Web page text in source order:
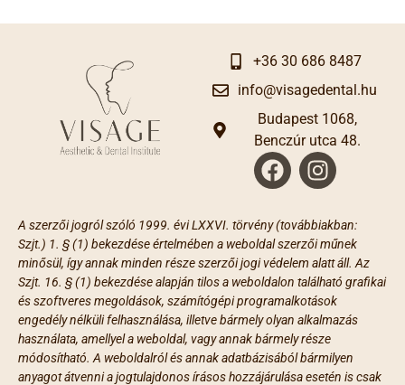
+36 30 686 8487
info@visagedental.hu
Budapest 1068,
Benczúr utca 48.
A szerzői jogról szóló 1999. évi LXXVI. törvény (továbbiakban:
Szjt.) 1. § (1) bekezdése értelmében a weboldal szerzői műnek
minősül, így annak minden része szerzői jogi védelem alatt áll. Az
Szjt. 16. § (1) bekezdése alapján tilos a weboldalon található grafikai
és szoftveres megoldások, számítógépi programalkotások
engedély nélküli felhasználása, illetve bármely olyan alkalmazás
használata, amellyel a weboldal, vagy annak bármely része
módosítható. A weboldalról és annak adatbázisából bármilyen
anyagot átvenni a jogtulajdonos írásos hozzájárulása esetén is csak